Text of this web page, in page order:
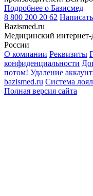
Подробнее о Базисмед
8 800 200 20 62 Написать
Bazismed.ru
Медицинский интернет-
России
О компании Реквизиты
конфиденциальности
потом! Удаление
bazismed.ru Система
Полная версия сайта